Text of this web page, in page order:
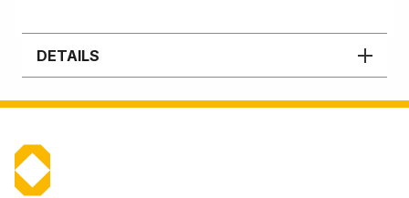
DETAILS